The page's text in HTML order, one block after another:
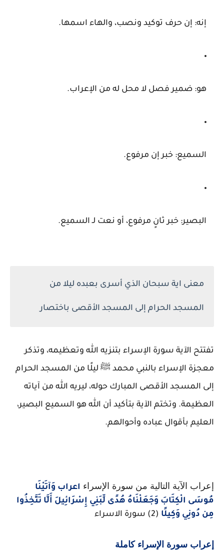
إنه: إن حرف توكيد ونصب، والهاء اسمها.
هو: ضمير فصل لا محل له من الإعراب.
السميع: خبر إن مرفوع.
البصير: خبر ثانٍ مرفوع، أو نعت لـ السميع.
معنى اية سبحان الذي أسرى بعبده ليلا من
المسجد الحرام إلى المسجد الأقصى باختصار
تفتتح الآية سورة الإسراء بتنزيه الله وتعظيمه، وتذكر
معجزة الإسراء بالنبي محمد ﷺ ليلًا من المسجد الحرام
إلى المسجد الأقصى المبارك حوله، ليريه الله من آياته
العظيمة. وتختم الآية بتأكيد أن الله هو السميع البصير،
العليم بأقوال عباده وأحوالهم.
إعراب الآية التالية من سورة الإسراء اعراب وَآتَيْنَا
مُوسَى الْكِتَابَ وَجَعَلْنَاهُ هُدًى لِّبَنِي إِسْرَائِيلَ أَلَّا تَتَّخِذُوا
مِن دُونِي وَكِيلًا (2) سورة الاسراء
إعراب سورة الإسراء كاملة